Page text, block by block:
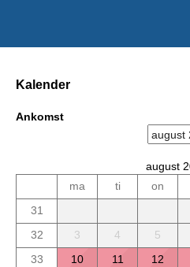
Kalender
Ankomst
august
ma
ti on
31
32
3 4 5
33
10 11 12